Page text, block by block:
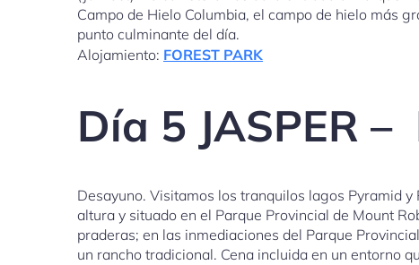
Campo de Hielo Columbia, el campo de hielo más
punto culminante del día.
Alojamiento: FOREST PARK
Día 5 JASPER –
Desayuno. Visitamos los tranquilos lagos Pyramid
altura y situado en el Parque Provincial de Mount
praderas; en las inmediaciones del Parque
un rancho tradicional. Cena incluida en un entorno